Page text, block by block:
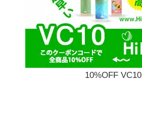
10%OFF VC10